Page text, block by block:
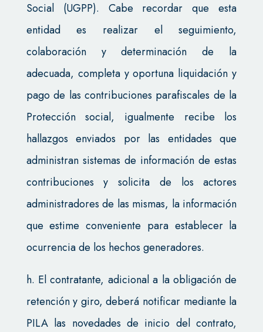
Social (UGPP). Cabe recordar que esta
entidad es realizar el seguimiento,
colaboración y determinación de la
adecuada, completa y oportuna liquidación y
pago de las contribuciones parafiscales de la
Protección social, igualmente recibe los
hallazgos enviados por las entidades que
administran sistemas de información de estas
contribuciones y solicita de los actores
administradores de las mismas, la información
que estime conveniente para establecer la
ocurrencia de los hechos generadores.
h. El contratante, adicional a la obligación de
retención y giro, deberá notificar mediante la
PILA las novedades de inicio del contrato,